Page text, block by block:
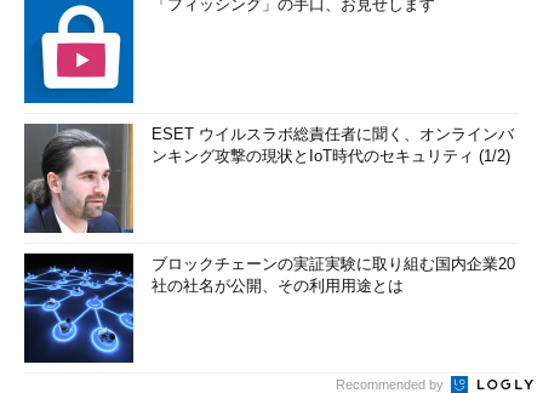
「フィッシング」の手口、お見せします
ESET ウイルスラボ総責任者に聞く、オンラインバ
ンキング攻撃の現状とIoT時代のセキュリティ (1/2)
ブロックチェーンの実証実験に取り組む国内企業20
社の社名が公開、その利用用途とは
Recommended by